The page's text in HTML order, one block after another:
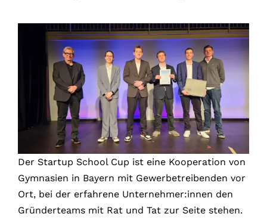
Der Startup School Cup ist eine Kooperation von
Gymnasien in Bayern mit Gewerbetreibenden vor
Ort, bei der erfahrene Unternehmer:innen den
Gründerteams mit Rat und Tat zur Seite stehen.